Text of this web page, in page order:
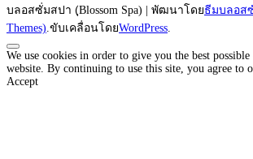
บลอสซั่มสปา (ฺBlossom Spa) | พัฒนาโดยธีมบลอสซั่
Themes) .ขับเคลื่อนโดยWordPress
We use cookies in order to give you the best
website. By continuing to use this site, you agree to
Accept